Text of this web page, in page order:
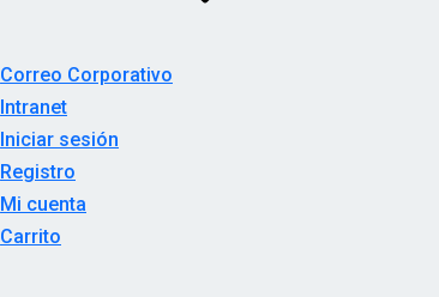
Correo Corporativo
Intranet
Iniciar sesión
Registro
Mi cuenta
Carrito